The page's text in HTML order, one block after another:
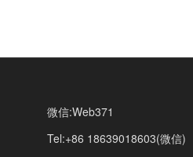
微信:Web371
Tel:+86 18639018603(微信)